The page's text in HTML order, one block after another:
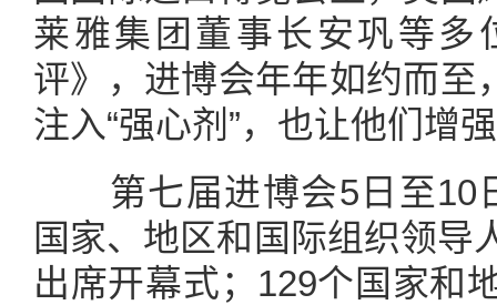
莱雅集团董事长安巩等多
评》，进博会年年如约而至
注入“强心剂”，也让他们增
第七届进博会5日至10
国家、地区和国际组织领导
出席开幕式；129个国家和